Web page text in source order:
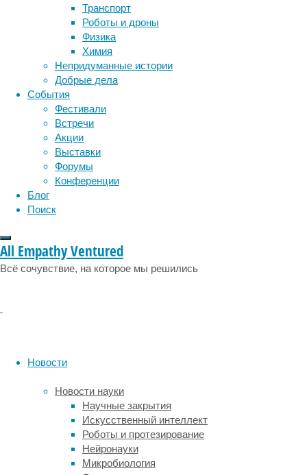
Транспорт
Роботы и дроны
Физика
Химия
Непридуманные истории
Добрые дела
События
Фестивали
Встречи
Акции
Выставки
Форумы
Конференции
Блог
Поиск
All Empathy Ventured
Всё сочувствие, на которое мы решились
Новости
Новости науки
Научные закрытия
Искусственный интеллект
Роботы и протезирование
Нейронауки
Микробиология
Наша
площадка
находиться
совсем
рядом
с
центром
Санкт-
Петербурга,
что
делает
ее
не
придется
всего
несколько
минут,
окажетесь
инструменты и методы
исследования
медицина
мозг наука
нейробиология
нейрофизиология
поведение
сон социальные проблемы
физиология